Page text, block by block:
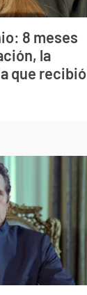
8 meses
la
que recibió